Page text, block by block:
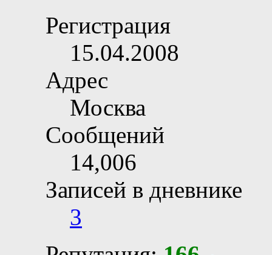
Регистрация
15.04.2008
Адрес
Москва
Сообщений
14,006
Записей в дневнике
3